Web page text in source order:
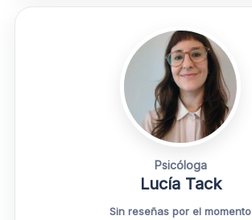
Psicóloga
Lucía Tack
Sin reseñas por el momento